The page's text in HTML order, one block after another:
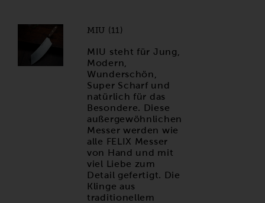
MIU (11)
MIU steht für Jung,
Modern,
Wunderschön,
Super Scharf und
natürlich für das
Besondere. Diese
außergewöhnlichen
Messer werden wie
alle FELIX Messer
von Hand und mit
viel Liebe zum
Detail gefertigt. Die
Klinge aus
traditionellem